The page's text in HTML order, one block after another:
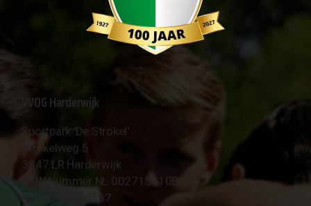
VVOG Harderwijk
Sportpark 'De Strokel'
Strokelweg 5
3847 LR Harderwijk
BTW Nummer NL 002715910B01
KvK Nr 40094437